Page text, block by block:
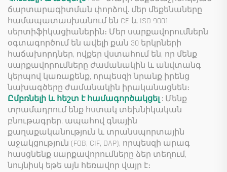
ճարտարագիտման փորձով. մեր մեքենաները
համապատասխանում են CE և ISO 9001
սերտիֆիկացիաներին։ Մեր սարքավորումներն
օգտագործում են ավելի քան 30 երկրների
հաճախորդներ, ովքեր վստահում են, որ մենք
սարքավորումները ժամանակին և անվտանգ
կերպով կառաքենք, որպեսզի նրանք իրենց
նախագծերը ժամանակին իրականացնեն։
Ըմբռնելի և հեշտ է համագործակցել: Մենք
տրամադրում ենք հստակ տեխնիկական
բնութագրեր, ապահով գնային
քաղաքականություն և տրանսպորտային
աջակցություն (FOB, CIF, DAP), որպեսզի արագ
հասցնենք սարքավորումները ձեր տեղում,
նույնիսկ եթե այն հեռավոր վայր է։